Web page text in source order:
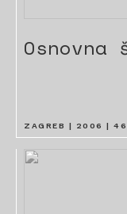
ZAGREB | 2006 |